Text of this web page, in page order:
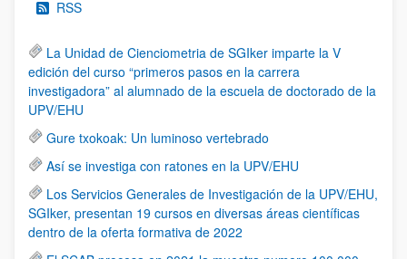
RSS
La Unidad de Cienciometria de SGIker imparte la V
edición del curso “primeros pasos en la carrera
investigadora” al alumnado de la escuela de doctorado de la
UPV/EHU
Gure txokoak: Un luminoso vertebrado
Así se investiga con ratones en la UPV/EHU
Los Servicios Generales de Investigación de la UPV/EHU,
SGIker, presentan 19 cursos en diversas áreas científicas
dentro de la oferta formativa de 2022